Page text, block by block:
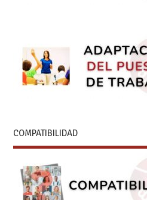
COMPATIBILIDAD